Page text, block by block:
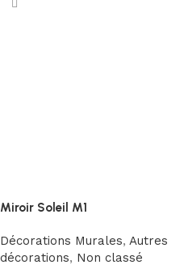
Miroir Soleil M1
Décorations Murales, Autres
décorations, Non classé